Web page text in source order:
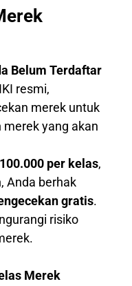
Belum Terdaftar
resmi,
merek untuk
yang akan
per kelas,
Anda berhak
gratis.
risiko
Merek